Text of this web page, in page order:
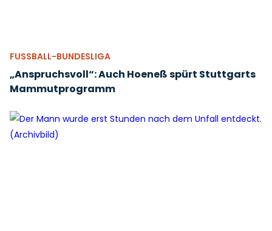
FUSSBALL-BUNDESLIGA
„Anspruchsvoll“: Auch Hoeneß spürt Stuttgarts
Mammutprogramm